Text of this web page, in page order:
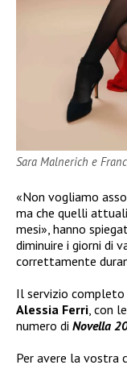
Sara Malnerich e
«Non vogliamo
ma che quelli
mesi», hanno
diminuire i giorni di
correttamente
Il servizio
Alessia Ferri , con
numero di Novella
Per avere la vostra